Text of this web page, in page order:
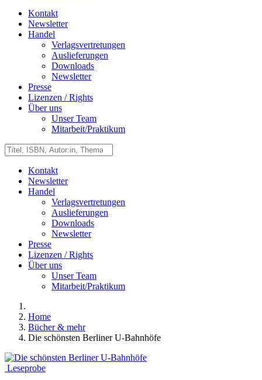
Kontakt
Newsletter
Handel
Verlagsvertretungen
Auslieferungen
Downloads
Newsletter
Presse
Lizenzen / Rights
Über uns
Unser Team
Mitarbeit/Praktikum
Kontakt
Newsletter
Handel
Verlagsvertretungen
Auslieferungen
Downloads
Newsletter
Presse
Lizenzen / Rights
Über uns
Unser Team
Mitarbeit/Praktikum
Home
Bücher & mehr
Die schönsten Berliner U-Bahnhöfe
Leseprobe